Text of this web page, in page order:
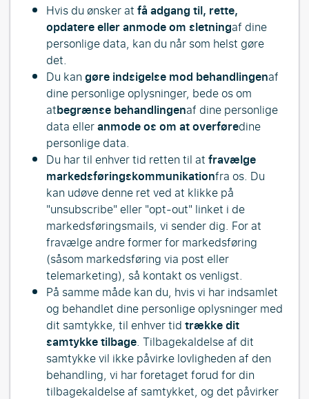
Hvis du ønsker atfå adgang til, rette,
opdatere eller anmode om sletningaf dine
personlige data, kan du når som helst gøre
det.
Du kangøre indsigelse mod behandlingenaf
dine personlige oplysninger, bede os om
atbegrænse behandlingenaf dine personlige
data elleranmode os om at overføredine
personlige data.
Du har til enhver tid retten til atfravælge
markedsføringskommunikationfra os. Du
kan udøve denne ret ved at klikke på
"unsubscribe" eller "opt-out" linket i de
markedsføringsmails, vi sender dig. For at
fravælge andre former for markedsføring
(såsom markedsføring via post eller
telemarketing), så kontakt os venligst.
På samme måde kan du, hvis vi har indsamlet
og behandlet dine personlige oplysninger med
dit samtykke, til enhver tidtrække dit
samtykke tilbage. Tilbagekaldelse af dit
samtykke vil ikke påvirke lovligheden af den
behandling, vi har foretaget forud for din
tilbagekaldelse af samtykket, og det påvirker